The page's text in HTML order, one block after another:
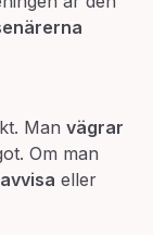
Man vägrar
Om man
avvisa eller